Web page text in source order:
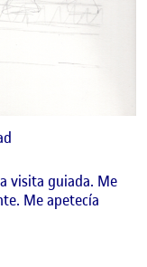
visita guiada. Me
Me apetecía